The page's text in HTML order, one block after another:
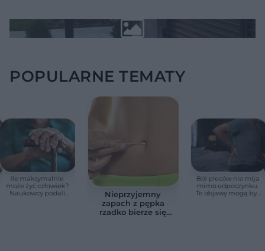
POPULARNE TEMATY
Ile maksymalnie
może żyć człowiek?
Naukowcy podali
Nieprzyjemny
zapach z pępka
rzadko bierze się
Ból pleców nie mija
mimo odpoczynku.
Te objawy mogą być